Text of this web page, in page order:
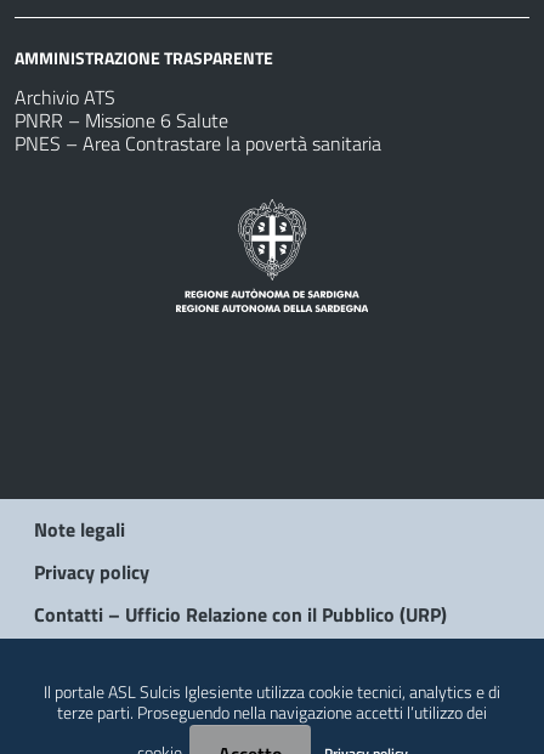
AMMINISTRAZIONE TRASPARENTE
Archivio ATS
PNRR – Missione 6 Salute
PNES – Area Contrastare la povertà sanitaria
Note legali
Privacy policy
Contatti – Ufficio Relazione con il Pubblico (URP)
Il portale ASL Sulcis Iglesiente utilizza cookie tecnici, analytics e di
terze parti. Proseguendo nella navigazione accetti l’utilizzo dei